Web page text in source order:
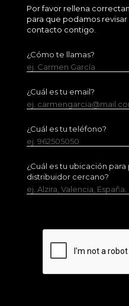
Por favor rellena
para que podamos
contacto contigo.
¿Cómo te llamas?
ej. Carmen García
¿Cuál es tu email?
ej.
¿Cuál es tu teléfono?
ej. 962505050
¿Cuál es tu ubicación
distribuidor cercano?
ej. Alzira, Valencia, España.